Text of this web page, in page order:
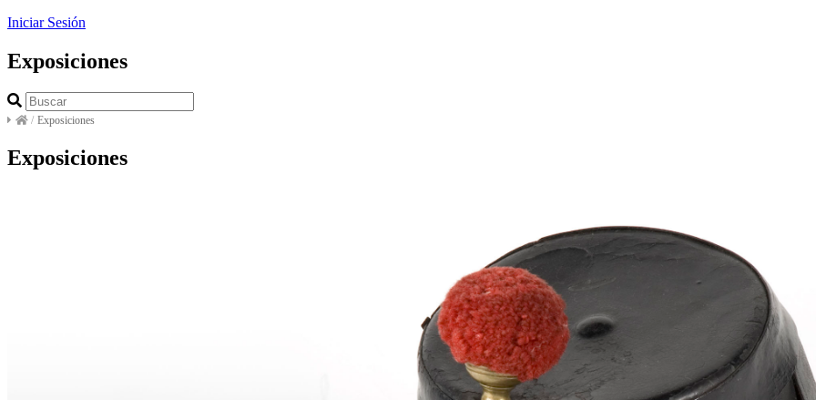
Iniciar Sesión
Exposiciones
/ Exposiciones
Exposiciones